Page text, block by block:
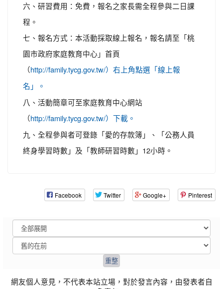
六、研習費用：免費，報名之家長需全程參與二日課
程。
七、報名方式：本活動採取線上報名，報名請至「桃
園市政府家庭教育中心」首頁
（ http://family.tycg.gov.tw/）右上角點選「線上報
名」。
八、活動簡章可至家庭教育中心網站
（ http://family.tycg.gov.tw/）下載。
九、全程參與者可登錄「愛的存款簿」、「公務人員
終身學習時數」及「教師研習時數」12小時。
Facebook Twitter Google+ Pinterest
網友個人意見，不代表本站立場，對於發言內容，由發表者自